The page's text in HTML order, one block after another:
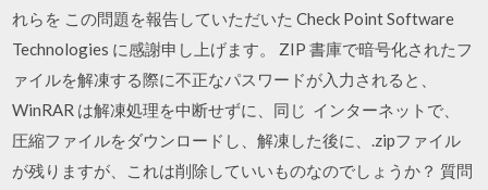
れらを この問題を報告していただいた Check Point Software
Technologies に感謝申し上げます。 ZIP 書庫で暗号化されたフ
ァイルを解凍する際に不正なパスワードが入力されると、
WinRAR は解凍処理を中断せずに、同じ インターネットで、
圧縮ファイルをダウンロードし、解凍した後に、.zipファイル
が残りますが、これは削除していいものなのでしょうか？ 質問